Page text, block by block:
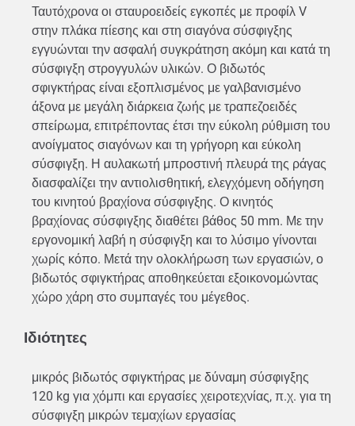
Ταυτόχρονα οι σταυροειδείς εγκοπές με προφίλ V
στην πλάκα πίεσης και στη σιαγόνα σύσφιγξης
εγγυώνται την ασφαλή συγκράτηση ακόμη και κατά τη
σύσφιγξη στρογγυλών υλικών. Ο βιδωτός
σφιγκτήρας είναι εξοπλισμένος με γαλβανισμένο
άξονα με μεγάλη διάρκεια ζωής με τραπεζοειδές
σπείρωμα, επιτρέποντας έτσι την εύκολη ρύθμιση του
ανοίγματος σιαγόνων και τη γρήγορη και εύκολη
σύσφιγξη. Η αυλακωτή μπροστινή πλευρά της ράγας
διασφαλίζει την αντιολισθητική, ελεγχόμενη οδήγηση
του κινητού βραχίονα σύσφιγξης. Ο κινητός
βραχίονας σύσφιγξης διαθέτει βάθος 50 mm. Με την
εργονομική λαβή η σύσφιγξη και το λύσιμο γίνονται
χωρίς κόπο. Μετά την ολοκλήρωση των εργασιών, ο
βιδωτός σφιγκτήρας αποθηκεύεται εξοικονομώντας
χώρο χάρη στο συμπαγές του μέγεθος.
Ιδιότητες
μικρός βιδωτός σφιγκτήρας με δύναμη σύσφιγξης
120 kg για χόμπι και εργασίες χειροτεχνίας, π.χ. για τη
σύσφιγξη μικρών τεμαχίων εργασίας